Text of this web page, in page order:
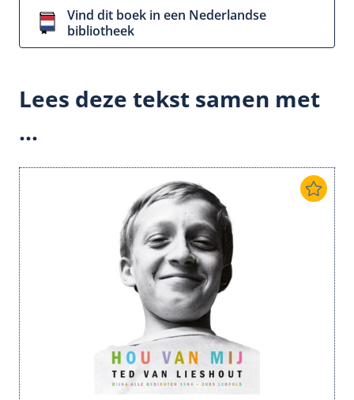
Vind dit boek in een Nederlandse
bibliotheek
Lees deze tekst samen met
...